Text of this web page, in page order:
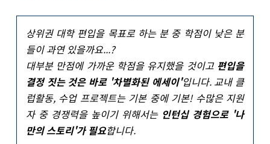
상위권 대학 편입을 목표로 하는 분 중 학점이 낮은 분
들이 과연 있을까요...?
대부분 만점에 가까운 학점을 유지했을 것이고 편입을
결정 짓는 것은 바로 '차별화된 에세이'입니다. 교내 클
럽활동, 수업 프로젝트는 기본 중에 기본! 수많은 지원
자 중 경쟁력을 높이기 위해서는 인턴십 경험으로 '나
만의 스토리'가 필요합니다.